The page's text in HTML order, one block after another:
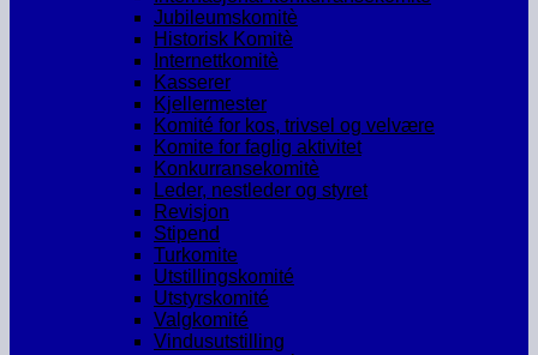
Jubileumskomitè
Historisk Komitè
Internettkomitè
Kasserer
Kjellermester
Komité for kos, trivsel og velvære
Komite for faglig aktivitet
Konkurransekomitè
Leder, nestleder og styret
Revisjon
Stipend
Turkomite
Utstillingskomité
Utstyrskomité
Valgkomité
Vindusutstilling